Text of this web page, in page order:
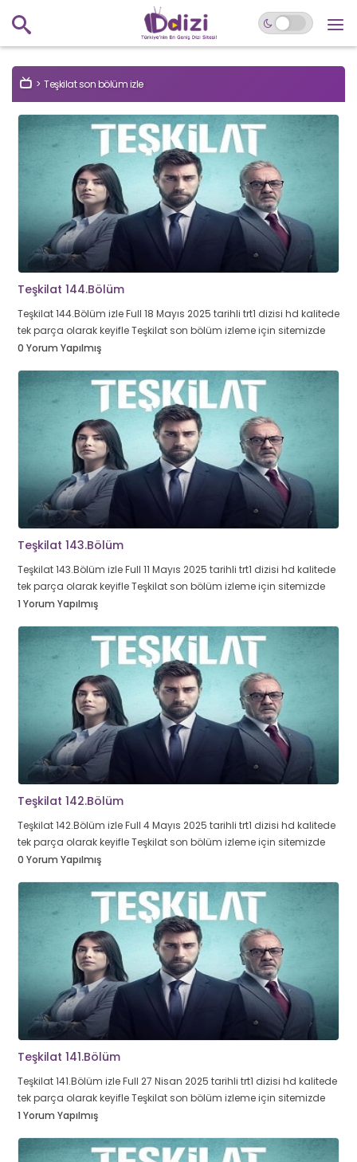
Teşkilat son bölüm izle
Teşkilat 144.Bölüm
Teşkilat 144.Bölüm izle Full 18 Mayıs 2025 tarihli trt1 dizisi hd kalitede
tek parça olarak keyifle Teşkilat son bölüm izleme için sitemizde
0 Yorum Yapılmış
Teşkilat 143.Bölüm
Teşkilat 143.Bölüm izle Full 11 Mayıs 2025 tarihli trt1 dizisi hd kalitede
tek parça olarak keyifle Teşkilat son bölüm izleme için sitemizde
1 Yorum Yapılmış
Teşkilat 142.Bölüm
Teşkilat 142.Bölüm izle Full 4 Mayıs 2025 tarihli trt1 dizisi hd kalitede
tek parça olarak keyifle Teşkilat son bölüm izleme için sitemizde
0 Yorum Yapılmış
Teşkilat 141.Bölüm
Teşkilat 141.Bölüm izle Full 27 Nisan 2025 tarihli trt1 dizisi hd kalitede
tek parça olarak keyifle Teşkilat son bölüm izleme için sitemizde
1 Yorum Yapılmış